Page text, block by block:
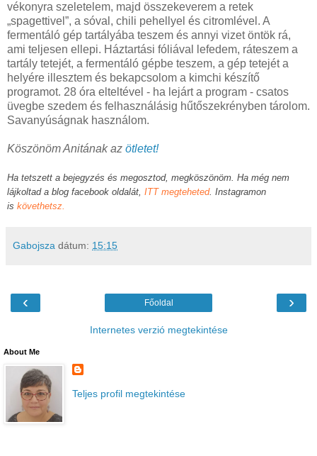
vékonyra szeletelem, majd összekeverem a retek
„spagettivel”, a sóval, chili pehellyel és citromlével. A
fermentáló gép tartályába teszem és annyi vizet öntök rá,
ami teljesen ellepi. Háztartási fóliával lefedem, ráteszem a
tartály tetejét, a fermentáló gépbe teszem, a gép tetejét a
helyére illesztem és bekapcsolom a kimchi készítő
programot. 28 óra elteltével - ha lejárt a program - csatos
üvegbe szedem és felhasználásig hűtőszekrényben tárolom.
Savanyúságnak használom.
Köszönöm Anitának az ötletet!
Ha tetszett a bejegyzés és megosztod, megköszönöm. Ha még nem
lájkoltad a blog facebook oldalát, ITT megteheted. Instagramon
is követhetsz.
Gabojsza dátum: 15:15
‹ ›
Főoldal
Internetes verzió megtekintése
About Me
Teljes profil megtekintése